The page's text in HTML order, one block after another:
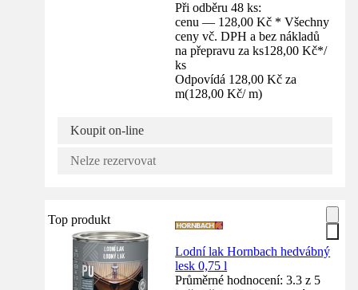
Při odběru 48 ks:
cenu — 128,00 Kč * Všechny
ceny vč. DPH a bez nákladů
na přepravu za ks128,00 Kč*/
ks
Odpovídá 128,00 Kč za
m(128,00 Kč/ m)
Koupit on-line
Nelze rezervovat
Top produkt
Lodní lak Hornbach hedvábný
lesk 0,75 l
Průměrné hodnocení: 3.3 z 5